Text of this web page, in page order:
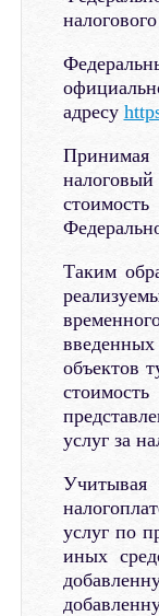
адресу
Принимая
Таким
объектов
услуг за
Учитывая
услуг по
иных